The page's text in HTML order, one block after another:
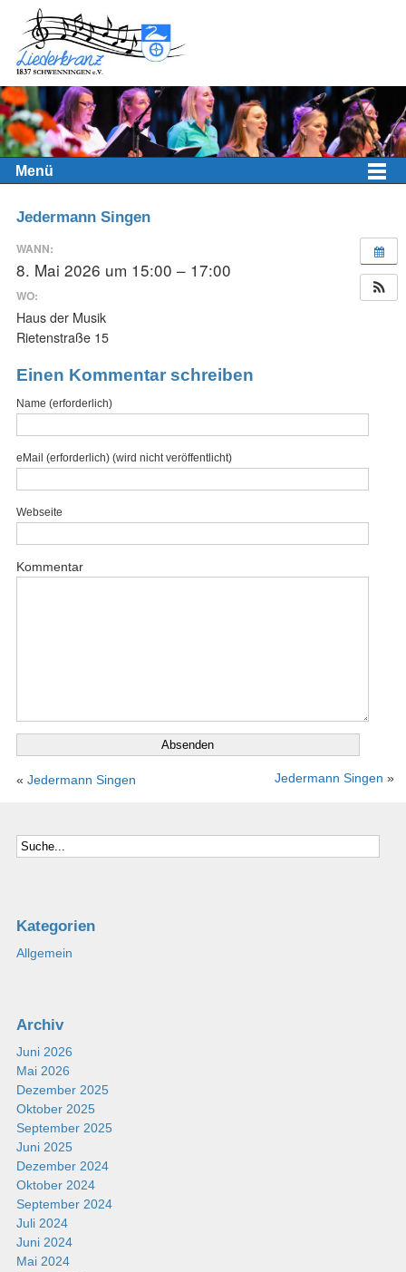
Menü
Jedermann Singen
WANN:
8. Mai 2026 um 15:00 – 17:00
WO:
Haus der Musik
Rietenstraße 15
Einen Kommentar schreiben
Name (erforderlich)
eMail (erforderlich) (wird nicht veröffentlicht)
Webseite
Kommentar
« Jedermann Singen Jedermann Singen »
Kategorien
Allgemein
Archiv
Juni 2026
Mai 2026
Dezember 2025
Oktober 2025
September 2025
Juni 2025
Dezember 2024
Oktober 2024
September 2024
Juli 2024
Juni 2024
Mai 2024